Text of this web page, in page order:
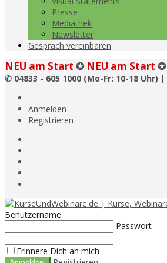
Presse
Mediathek
Newsletter
Gespräch vereinbaren
NEU am Start ✪ NEU am Start ✪
✆ 04833 - 605 1000 (Mo-Fr: 10-18 Uhr) |
Anmelden
Registrieren
Benutzername
Passwort
Erinnere Dich an mich